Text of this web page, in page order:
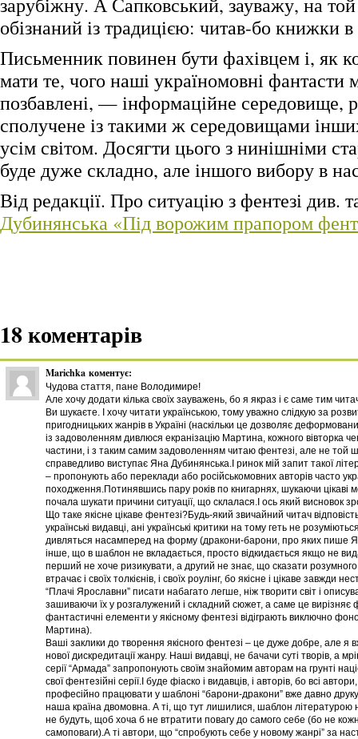
обізнаний із традицією: читав-бо книжки в
Письменник повинен бути фахівцем і, як
мати те, чого наші україномовні
позбавлені, — інформаційне середовище,
сполучене із такими ж середовищами
усім світом. Досягти цього з нинішніми
буде дуже складно, але іншого вибору в
Від редакції. Про ситуацію з фентезі див.
Дубинянська «Під ворожим прапором
18 коментарів
Marichka коментує:
Чудова стаття, пане Володимире!
Але хочу додати кілька своїх зауважень, бо я якраз і є саме тим
Ви шукаєте. І хочу читати українською, тому уважно слідкую за
пригодницьких жанрів в Україні (наскільки це дозволяє
із задоволенням дивлюся екранізацію Мартина, кожного вівторка
частини, і з таким самим задоволенням читаю фентезі, але не той
справедливо виступає Яна Дубинянська.І ринок мій запит такої
– пропонують або переклади або російськомовних авторів часто
походження.Потинявшись пару років по книгарнях, шукаючи цікаві
почала шукати причини ситуації, що склалася.І ось який висновок
Що таке якісне цікаве фентезі?Будь-який звичайний читач
українські видавці, ані українські критики на тому геть не
дивляться насамперед на форму (дракони-барони, про яких пише
інше, що в шаблон не вкладається, просто відкидається якщо не
перший не хоче ризикувати, а другий не знає, що сказати
втрачає і своїх толкієнів, і своїх роулінг, бо якісне і цікаве завжди
“Плачі Ярославни” писати набагато легше, ніж творити світ і
зашиваючи їх у розгалужений і складний сюжет, а саме це вирізняє
фантастичні елементи у якісному фентезі відіграють виключно
Мартина).
Ваші заклики до творення якісного фентезі – це дуже добре, але я
нової дискредитації жанру. Наші видавці, не бачачи суті творів, а
серії “Армада” запропонують своїм знайомим авторам на грунті
свої фентезійні серії.І буде фіаско і видавців, і авторів, бо всі
професійно працювати у шаблоні “барони-дракони” вже давно
наша країна двомовна. А ті, що тут лишилися, шаблон літературою
не будуть, щоб хоча б не втратити повагу до самого себе (бо не
самоповаги).А ті автори, що “спробують себе у новому жанрі” за